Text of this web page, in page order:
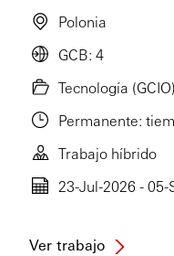
Polonia
GCB: 4
Tecnología (GCIO)
Permanente:
Trabajo híbrido
23-Jul-2026 - 05-
Ver trabajo